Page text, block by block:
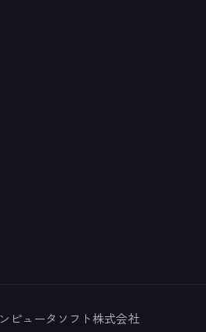
ピュータソフト株式会社